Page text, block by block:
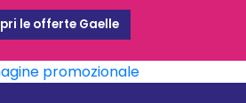
le offerte Gaelle